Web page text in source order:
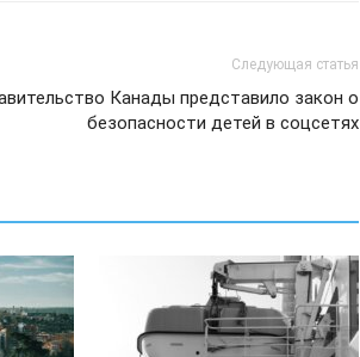
Следующая статья
Канады представило закон о
безопасности детей в соцсетях